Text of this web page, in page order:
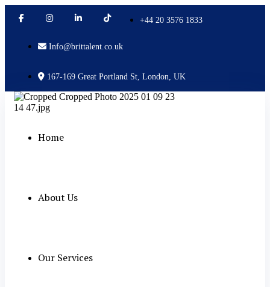
+44 20 3576 1833
Info@brittalent.co.uk
167-169 Great Portland St, London, UK
Home
About Us
Our Services